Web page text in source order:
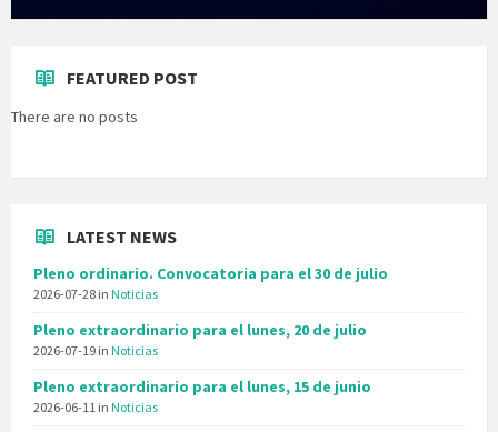
FEATURED POST
There are no posts
LATEST NEWS
Pleno ordinario. Convocatoria para el 30 de julio
2026-07-28 in Noticias
Pleno extraordinario para el lunes, 20 de julio
2026-07-19 in Noticias
Pleno extraordinario para el lunes, 15 de junio
2026-06-11 in Noticias